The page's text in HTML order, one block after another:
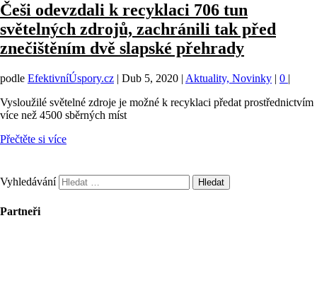
Češi odevzdali k recyklaci 706 tun
světelných zdrojů, zachránili tak před
znečištěním dvě slapské přehrady
podle EfektivníÚspory.cz | Dub 5, 2020 | Aktuality, Novinky | 0 |
Vysloužilé světelné zdroje je možné k recyklaci předat prostřednictvím
více než 4500 sběrných míst
Přečtěte si více
Vyhledávání
Partneři